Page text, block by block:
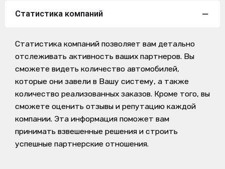
Статистика компаний
Статистика компаний позволяет вам детально
отслеживать активность ваших партнеров. Вы
сможете видеть количество автомобилей,
которые они завели в Вашу систему, а также
количество реализованных заказов. Кроме того, вы
сможете оценить отзывы и репутацию каждой
компании. Эта информация поможет вам
принимать взвешенные решения и строить
успешные партнерские отношения.